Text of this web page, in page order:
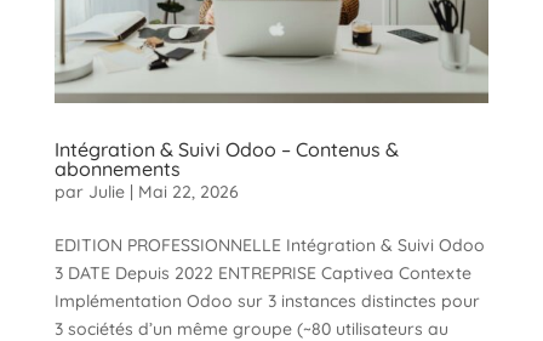
Intégration & Suivi Odoo – Contenus &
abonnements
par Julie| Mai 22, 2026
EDITION PROFESSIONNELLE Intégration & Suivi Odoo
3 DATE Depuis 2022 ENTREPRISE Captivea Contexte
Implémentation Odoo sur 3 instances distinctes pour
3 sociétés d’un même groupe (~80 utilisateurs au